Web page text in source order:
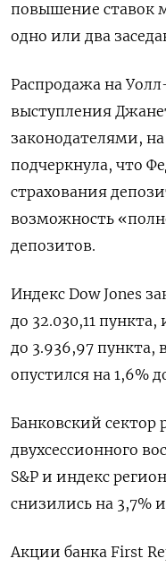
повышение ставок
одно или два
Распродажа на
выступления
законодателями,
подчеркнула, что
страхования
возможность
депозитов.
Индекс Dow Jones
до 32.030,11 пункта,
до 3.936,97 пункта​,
опустился на 1,6%
Банковский сектор
двухсессионного
S&P и индекс
снизились на 3,7%
Акции банка First